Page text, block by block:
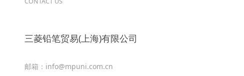
三菱铅笔贸易(上海)有限公司
邮箱：info@mpuni.com.cn